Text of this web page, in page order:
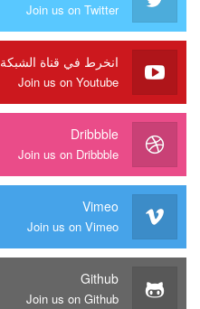
Join us on Twitter
انخرط في قناة الشبكة
Join us on Youtube
Dribbble
Join us on Dribbble
Vimeo
Join us on Vimeo
Github
Join us on Github